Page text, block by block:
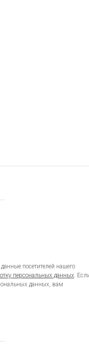
посетителей нашего
персональных данных.
данных, вам